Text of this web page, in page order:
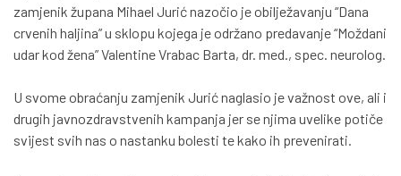
zamjenik župana Mihael Jurić nazočio je obilježavanju “Dana
crvenih haljina” u sklopu kojega je održano predavanje “Moždani
udar kod žena” Valentine Vrabac Barta, dr. med., spec. neurolog.
U svome obraćanju zamjenik Jurić naglasio je važnost ove, ali i
drugih javnozdravstvenih kampanja jer se njima uvelike potiče
svijest svih nas o nastanku bolesti te kako ih prevenirati.